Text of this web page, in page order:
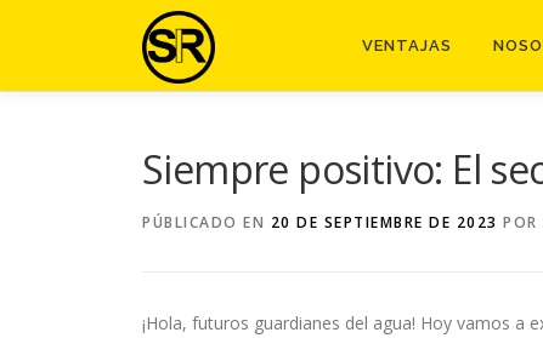
VENTAJAS
Siempre positivo: El
PÚBLICADO EN 20 DE SEPTIEMBRE DE 2023 POR
¡Hola, futuros guardianes del agua! Hoy vamos a